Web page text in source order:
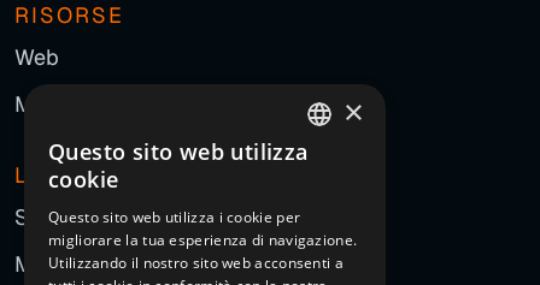
RISORSE
Web
Marketing
L'AGENZIA
Storia
Manifesto
ITALIAN
FRENCH
GERMAN
×
Questo sito web utilizza
cookie
Questo sito web utilizza i cookie per
migliorare la tua esperienza di navigazione.
Utilizzando il nostro sito web acconsenti a